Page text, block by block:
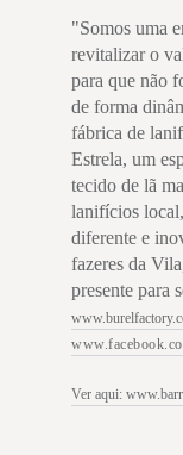
"Somos uma
revitalizar o
para que não
de forma
fábrica de
Estrela, um
tecido de lã
lanifícios
diferente e
fazeres da
presente para
Ver aqui: